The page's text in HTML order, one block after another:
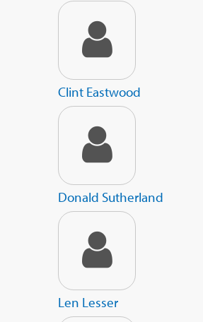
Clint Eastwood
Donald Sutherland
Len Lesser